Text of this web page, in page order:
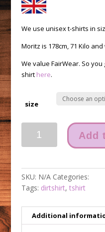
We use unisex t-shirts in
Moritz is 178cm, 71 Kilo and
We value FairWear. So
shirt here.
size
quantity
Add
SKU: N/A Categories:
Tags: dirtshirt, tshirt
Additional